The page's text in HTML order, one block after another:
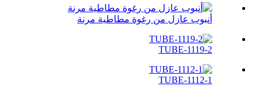
أنبوب عازل من رغوة مطاطية مرنة
TUBE-1119-2
TUBE-1112-1